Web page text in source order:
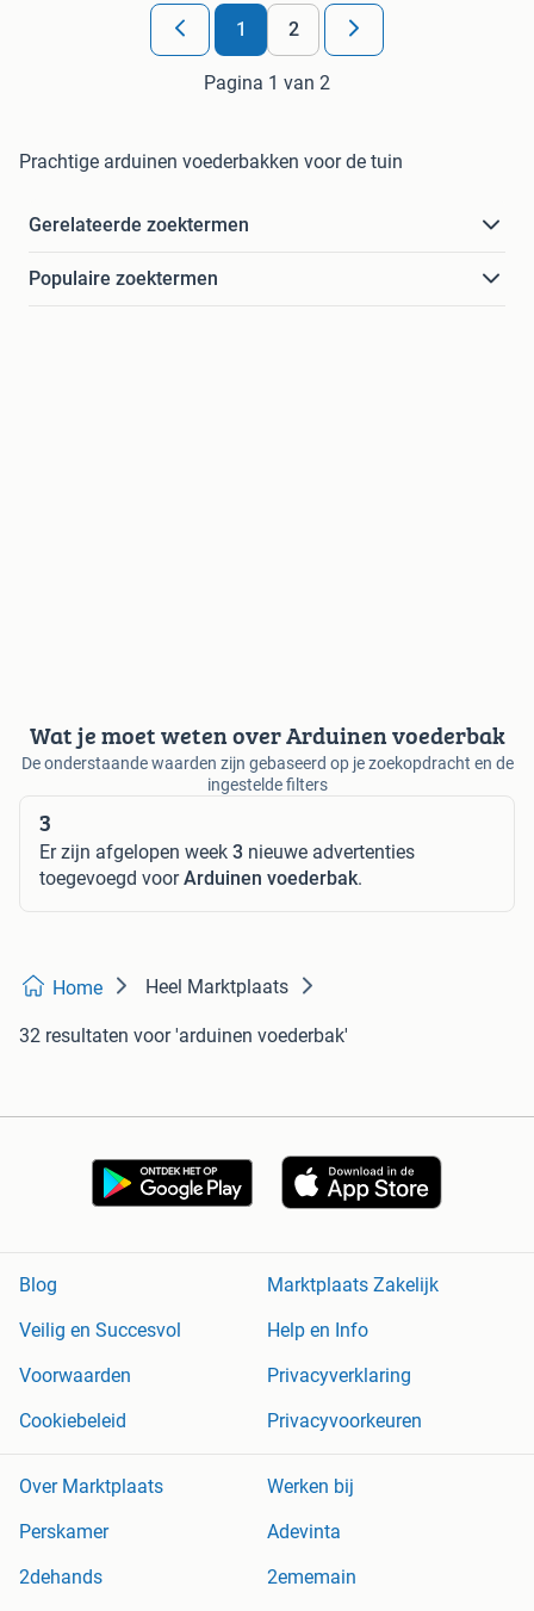
1 2
Pagina 1 van 2
Prachtige arduinen voederbakken voor de tuin
Gerelateerde zoektermen
Populaire zoektermen
Wat je moet weten over Arduinen voederbak
De onderstaande waarden zijn gebaseerd op je zoekopdracht en de
ingestelde filters
3
Er zijn afgelopen week 3 nieuwe advertenties
toegevoegd voorArduinen voederbak.
Home Heel Marktplaats
32 resultaten voor 'arduinen voederbak'
Blog
Marktplaats Zakelijk
Veilig en Succesvol
Help en Info
Voorwaarden
Privacyverklaring
Cookiebeleid
Privacyvoorkeuren
Over Marktplaats
Werken bij
Perskamer
Adevinta
2dehands
2ememain